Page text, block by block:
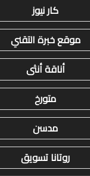
كار نيوز
موقع خبرة التقني
أناقة أنثى
متورخ
مدسن
روتانا تسويق